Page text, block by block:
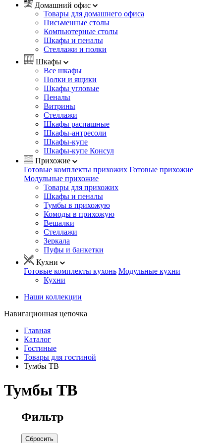
Домашний офис
Товары для домашнего офиса
Письменные столы
Компьютерные столы
Шкафы и пеналы
Стеллажи и полки
Шкафы
Все шкафы
Полки и ящики
Шкафы угловые
Пеналы
Витрины
Стеллажи
Шкафы распашные
Шкафы-антресоли
Шкафы-купе
Шкафы-купе Консул
Прихожие
Готовые комплекты прихожих Готовые прихожие
Модульные прихожие
Товары для прихожих
Шкафы и пеналы
Тумбы в прихожую
Комоды в прихожую
Вешалки
Стеллажи
Зеркала
Пуфы и банкетки
Кухни
Готовые комплекты кухонь Модульные кухни
Кухни
Наши коллекции
Навигационная цепочка
Главная
Каталог
Гостиные
Товары для гостиной
Тумбы ТВ
Тумбы ТВ
Фильтр
Сбросить